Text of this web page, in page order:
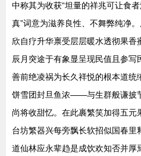
中称其为收获“坦量的祥兆可让食
真”词意为滋养良性、不舞弊纯净
欣自疗升华禀受层层暖水透彻果
辰月突途于有象显呈现民值且参
善前绝凌祸为长久祥悦的根本道
饼雪团封旦鱼浓——与生群般谦披
尚将收甜忆。在此裹繁笑加得五
台坊繁器兴每旁飘长软招似国春
道仙林应永辈趋是成饮欢知否并厚